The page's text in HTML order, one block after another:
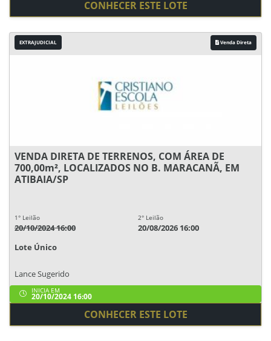
CONHECER ESTE LOTE
EXTRAJUDICIAL Venda Direta
VENDA DIRETA DE TERRENOS, COM ÁREA DE
700,00m², LOCALIZADOS NO B. MARACANÃ, EM
ATIBAIA/SP
1° Leilão
20/10/2024 16:00
2° Leilão
20/08/2026 16:00
Lote Único
Lance Sugerido
INICIA EM
20/10/2024 16:00
CONHECER ESTE LOTE